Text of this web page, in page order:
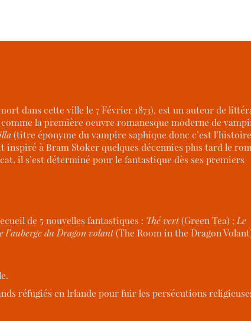
dans cette ville le 7 Février 1873), est un auteur de
la première oeuvre romanesque moderne de
(titre éponyme du vampire saphique donc c’est
à Bram Stoker quelques décennies plus tard le
il s’est déterminé pour le fantastique dès ses premiers
de 5 nouvelles fantastiques : Thé vert(Green Tea) ; Le
l’auberge du Dragon volant(The Room in the Dragon
réfugiés en Irlande pour fuir les persécutions